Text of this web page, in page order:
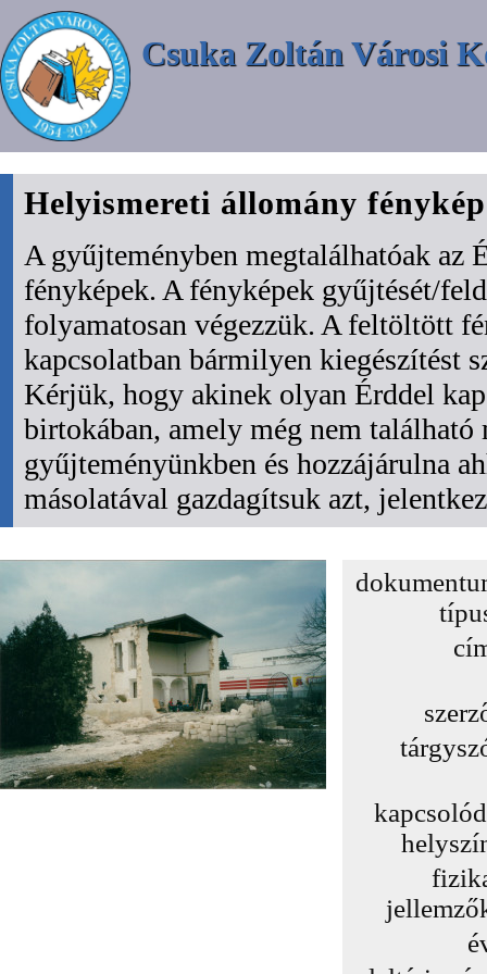
Csuka Zoltán Városi
Helyismereti állomány
A gyűjteményben megtalálhatóak az
fényképek. A fényképek gyűjtését/
folyamatosan végezzük. A feltöltött
kapcsolatban bármilyen kiegészítést
Kérjük, hogy akinek olyan Érddel
birtokában, amely még nem található
gyűjteményünkben és hozzájárulna
másolatával gazdagítsuk azt,